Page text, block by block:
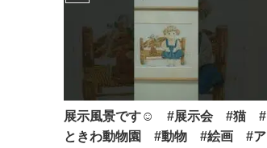
展示風景です☺ #展示会 #猫 #
ときわ動物園 #動物 #絵画 #ア